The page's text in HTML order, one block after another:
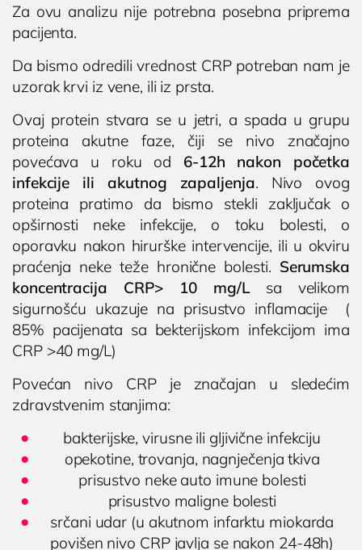
Ispitivanje oslabljenog imuniteta
Tromesečna transformacija: Od hronične
upale do trajnog zdravlja
OPŠTA I INTERNA MEDICINA
OPŠTA MEDICINA
Lekar opšte prakse
KARDIOLOGIJA
Kardiolog
EHO srca (ultrazvuk ili ehokardiografija srca)
Holter EKG
Dečija kardiologija
NEFROLOGIJA
Nefrolog u Nišu
GASTROLOGIJA
Gastroenterolog u Nišu
ENDOKRINOLOGIJA
Endokrinolog
ULTRAZVUK
Ultrazvuk štitne žlezde

(018) 572-795
Dodirnite za poziv
(061) 63-23-053
Bocokić Niš
kontakt@privatnaklinika.rs
Nikoletine Bursaća 8,
18000 Niš, Srbija
Za ovu analizu nije potrebna posebna priprema
pacijenta.
Da bismo odredili vrednost CRP potreban nam je
uzorak krvi iz vene, ili iz prsta.
Ovaj protein stvara se u jetri, a spada u grupu
proteina akutne faze, čiji se nivo značajno
povećava u roku od 6-12h nakon početka
infekcije ili akutnog zapaljenja. Nivo ovog
proteina pratimo da bismo stekli zaključak o
opširnosti neke infekcije, o toku bolesti, o
oporavku nakon hirurške intervencije, ili u okviru
praćenja neke teže hronične bolesti. Serumska
koncentracija CRP> 10 mg/Lsa velikom
sigurnošću ukazuje na prisustvo inflamacije (
85% pacijenata sa bekterijskom infekcijom ima
CRP >40 mg/L)
Povećan nivo CRP je značajan u sledećim
zdravstvenim stanjima:
bakterijske, virusne ili gljivične infekciju
opekotine, trovanja, nagnječenja tkiva
prisustvo neke auto imune bolesti
prisustvo maligne bolesti
srčani udar (u akutnom infarktu miokarda
povišen nivo CRP javlja se nakon 24-48h)